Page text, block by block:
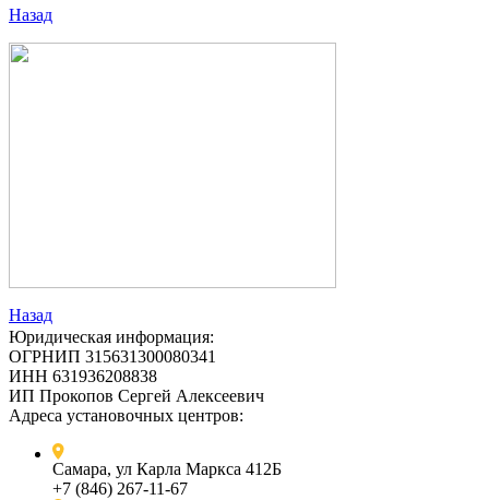
Назад
Назад
Юридическая информация:
ОГРНИП 315631300080341
ИНН 631936208838
ИП Прокопов Сергей Алексеевич
Адреса установочных центров:
Самара, ул Карла Маркса 412Б
+7 (846) 267-11-67